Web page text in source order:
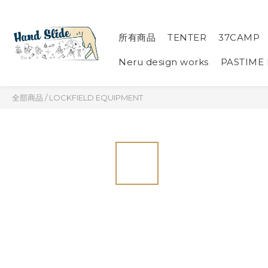
所有商品 TENTER 37CAMP
Neru design works PASTIME
全部商品 /LOCKFIELD EQUIPMENT